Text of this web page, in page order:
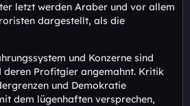
letzt werden Araber und vor allem
dargestellt, als die
und Konzerne sind
deren Profitgier angemahnt. Kritik
und Demokratie
dem lügenhaften versprechen,